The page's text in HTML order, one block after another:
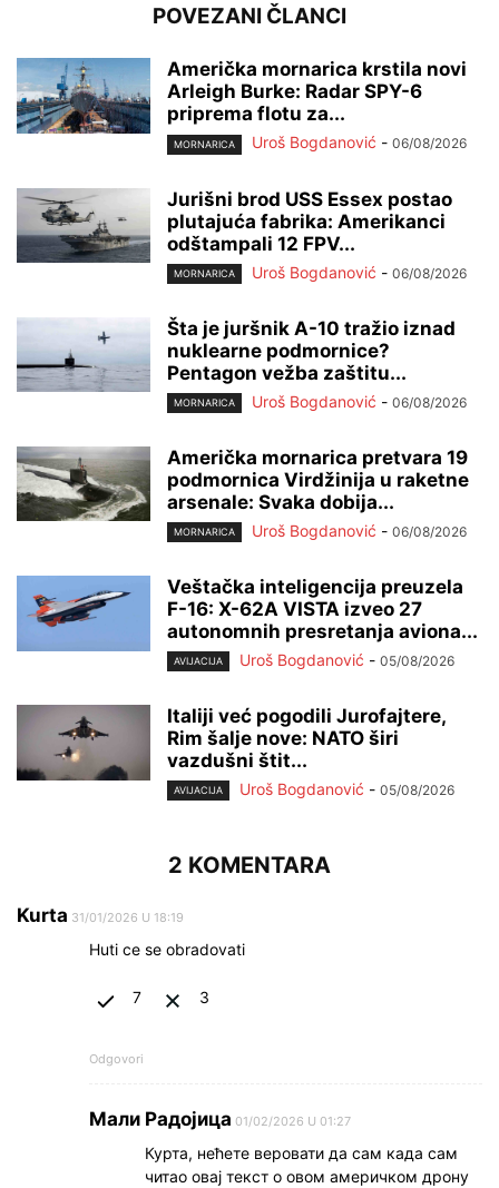
POVEZANI ČLANCI
Američka mornarica krstila novi
Arleigh Burke: Radar SPY-6
priprema flotu za...
MORNARICA Uroš Bogdanović - 06/08/2026
Jurišni brod USS Essex postao
plutajuća fabrika: Amerikanci
odštampali 12 FPV...
MORNARICA Uroš Bogdanović - 06/08/2026
Šta je juršnik A-10 tražio iznad
nuklearne podmornice?
Pentagon vežba zaštitu...
MORNARICA Uroš Bogdanović - 06/08/2026
Američka mornarica pretvara 19
podmornica Virdžinija u raketne
arsenale: Svaka dobija...
MORNARICA Uroš Bogdanović - 06/08/2026
Veštačka inteligencija preuzela
F-16: X-62A VISTA izveo 27
autonomnih presretanja aviona...
AVIJACIJA Uroš Bogdanović - 05/08/2026
Italiji već pogodili Jurofajtere,
Rim šalje nove: NATO širi
vazdušni štit...
AVIJACIJA Uroš Bogdanović - 05/08/2026
2 KOMENTARA
Kurta 31/01/2026 U 18:19
Huti ce se obradovati
7 3
Odgovori
Мали Радојица 01/02/2026 U 01:27
Курта, нећете веровати да сам када сам
читао овај текст о овом америчком дрону